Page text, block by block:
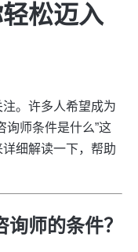
松迈入
。许多人希望成为
询师条件是什么”这
细解读一下，帮助
师的条件？